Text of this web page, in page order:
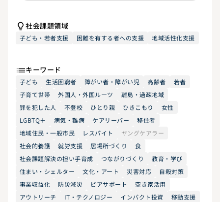
社会課題領域
子ども・若者支援 困難を有する者への支援 地域活性化支援
キーワード
子ども 生活困窮者 障がい者・障がい児 高齢者
若者
子育て世帯
外国人・外国ルーツ
離島・過疎地域
罪を犯した人
不登校 ひとり親 ひきこもり
女性
LGBTQ＋
病気・難病 ケアリーバー
移住者
地域住民・一般市民
レスパイト
ヤングケアラー
社会的養護
就労支援 居場所づくり
食
社会課題解決の担い手育成
つながりづくり
教育・学び
住まい・シェルター
文化・アート 災害対応
自殺対策
事業収益化
防災減災 ピアサポート
空き家活用
アウトリーチ
IT・テクノロジー インパクト投資
移動支援